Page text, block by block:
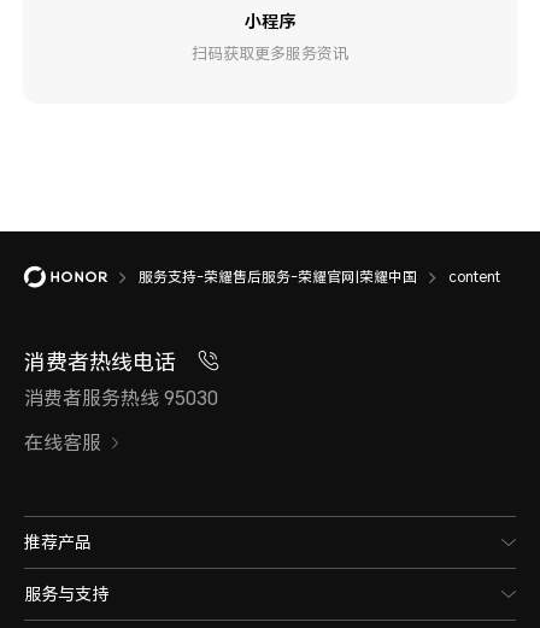
小程序
扫码获取更多服务资讯
服务支持-荣耀售后服务-荣耀官网|荣耀中国 content
消费者热线电话
消费者服务热线 95030
在线客服
推荐产品
服务与支持